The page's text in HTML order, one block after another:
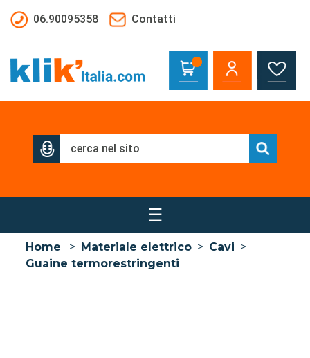
06.90095358
Contatti
☰
Home > Materiale elettrico > Cavi >
Guaine termorestringenti